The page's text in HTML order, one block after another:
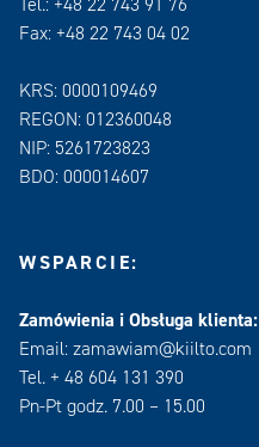
Tel.: +48 22 743 91 76
Fax: +48 22 743 04 02
KRS: 0000109469
REGON: 012360048
NIP: 5261723823
BDO: 000014607
WSPARCIE:
Zamówienia i Obsługa klienta:
Email: zamawiam@kiilto.com
Tel. + 48 604 131 390
Pn-Pt godz. 7.00 – 15.00